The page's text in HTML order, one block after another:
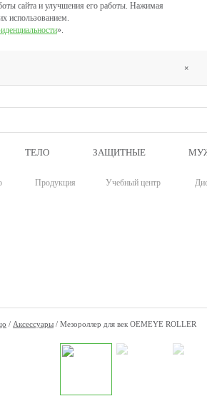
сайта и улучшения его работы. Нажимая
использованием.
».
×
ТЕЛО ЗАЩИТНЫЕ
Продукция Учебный центр
/ Аксессуары / Мезороллер для век OEMEYE ROLLER